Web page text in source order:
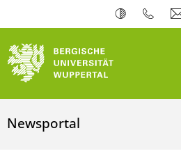
Newsportal